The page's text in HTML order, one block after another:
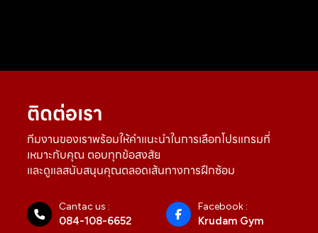
ติดต่อเรา
ทีมงานของเราพร้อมให้คำแนะนำในการเลือกโปรแกรมที่
เหมาะกับคุณ ตอบทุกข้อสงสัย
และดูแลสนับสนุนคุณตลอดเส้นทางการฝึกซ้อม
Cantac us :
084-108-6652
Facebook :
Krudam Gym